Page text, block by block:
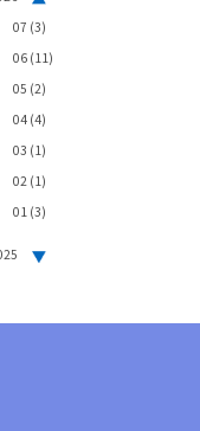
07 (3)
06 (11)
05 (2)
04 (4)
03 (1)
02 (1)
01 (3)